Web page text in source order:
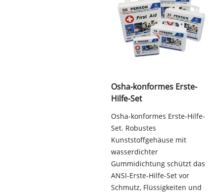
Osha-konformes Erste-
Hilfe-Set
Osha-konformes Erste-Hilfe-
Set. Robustes
Kunststoffgehäuse mit
wasserdichter
Gummidichtung schützt das
ANSI-Erste-Hilfe-Set vor
Schmutz, Flüssigkeiten und